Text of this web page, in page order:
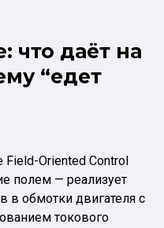
что даёт на
“едет
Oriented Control
полем — реализует
в обмотки двигателя с
токового